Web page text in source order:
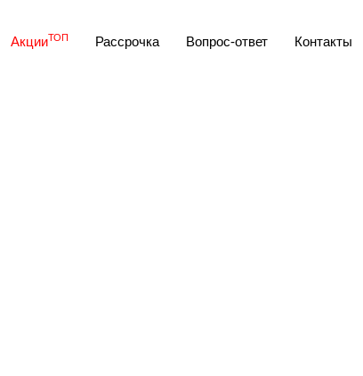
АкцииТОП Рассрочка Вопрос-ответ Контакты